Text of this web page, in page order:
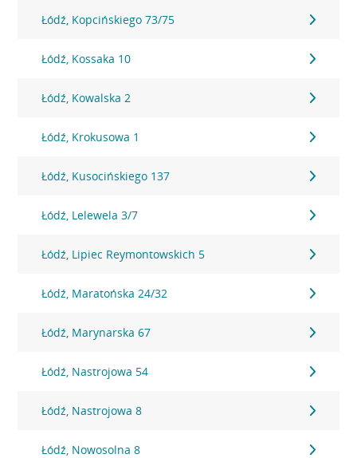
Łódź, Kopcińskiego 73/75
Łódź, Kossaka 10
Łódź, Kowalska 2
Łódź, Krokusowa 1
Łódź, Kusocińskiego 137
Łódź, Lelewela 3/7
Łódź, Lipiec Reymontowskich 5
Łódź, Maratońska 24/32
Łódź, Marynarska 67
Łódź, Nastrojowa 54
Łódź, Nastrojowa 8
Łódź, Nowosolna 8